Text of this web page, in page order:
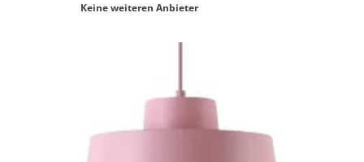
Keine weiteren Anbieter